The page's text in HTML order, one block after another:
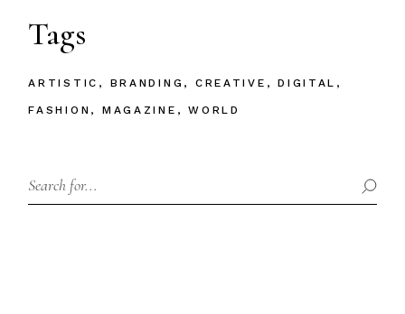
Tags
ARTISTIC BRANDING CREATIVE DIGITAL
FASHION MAGAZINE WORLD